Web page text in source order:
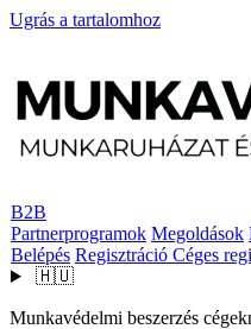
Ugrás a tartalomhoz
B2B
Partnerprogramok Megoldások
Belépés Regisztráció Céges
🇭🇺
Munkavédelmi beszerzés